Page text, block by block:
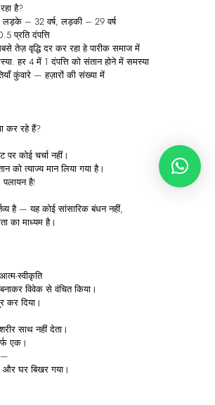
है?
– 32 वर्ष, लड़की – 29 वर्ष
प्रति दंपत्ति
तेज़ वृद्धि दर कर रहा हे पारीक समाज में
हर 4 में 1 दंपत्ति को संतान होने में समस्या
कुंवारे — हज़ारों की संख्या में
कर रहे हैं?
कोई चर्चा नहीं।
को त्याज्य मान लिया गया है।
है!
है — यह कोई सांसारिक बंधन नहीं,
का माध्यम है।
स्वीकृति
विवेक से वंचित किया।
कर दिया।
साथ नहीं देता।
एक।
—
और घर बिखर गया।